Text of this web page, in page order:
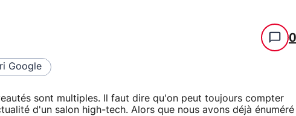
0
Google
sont multiples. Il faut dire qu'on peut toujours compter
d'un salon high-tech. Alors que nous avons déjà énuméré